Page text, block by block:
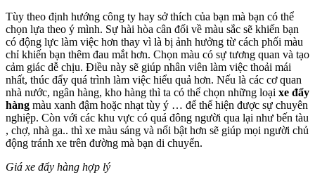
Tùy theo định hướng công ty hay sở thích của bạn mà bạn có thể
chọn lựa theo ý mình. Sự hài hòa cân đối về màu sắc sẽ khiến bạn
có động lực làm việc hơn thay vì là bị ảnh hưởng từ cách phối màu
chỉ khiến bạn thêm đau mắt hơn. Chọn màu có sự tương quan và tạo
cảm giác dễ chịu. Điều này sẽ giúp nhân viên làm việc thoải mái
nhất, thúc đẩy quá trình làm việc hiểu quả hơn. Nếu là các cơ quan
nhà nước, ngân hàng, kho hàng thì ta có thể chọn những loại xe đẩy
hàng màu xanh đậm hoặc nhạt tùy ý … để thể hiện được sự chuyên
nghiệp. Còn với các khu vực có quá đông người qua lại như bến tàu
, chợ, nhà ga.. thì xe màu sáng và nổi bật hơn sẽ giúp mọi người chủ
động tránh xe trên đường mà bạn di chuyển.
Giá xe đẩy hàng hợp lý